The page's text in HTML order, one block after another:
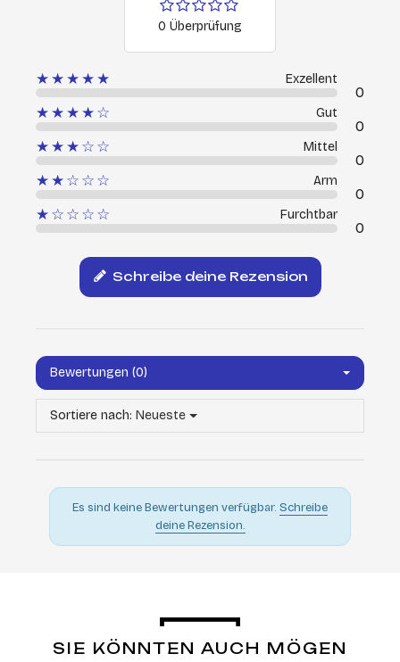
0 Überprüfung
★★★★★ Exzellent
0
★★★★☆
Gut
0
★★★☆☆
Mittel
0
★★☆☆☆
Arm
0
★☆☆☆☆
Furchtbar
0
Schreibe deine Rezension
Bewertungen (0)
Sortiere nach: Neueste
Es sind keine Bewertungen verfügbar. Schreibe
deine Rezension.
SIE KÖNNTEN AUCH MÖGEN